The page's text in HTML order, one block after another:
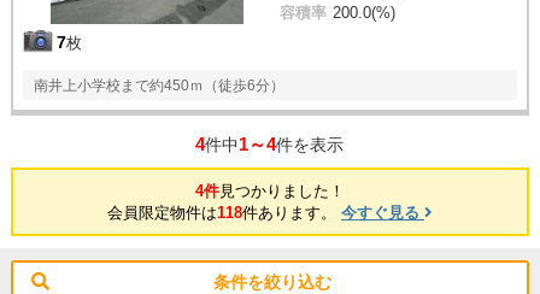
7枚
容積率 200.0(%)
南井上小学校まで約450ｍ（徒歩6分）
4件中1～4件を表示
4件見つかりました！
会員限定物件は118件あります。 今すぐ見る
条件を絞り込む